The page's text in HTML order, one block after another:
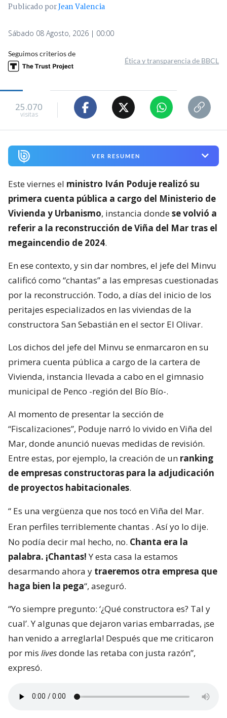
Publicado porJean Valencia
Sábado 08 Agosto, 2026 | 00:00
Seguimos criterios de
Ética y transparencia de BBCL
25.070
visitas
VER RESUMEN
Este viernes el ministro Iván Poduje realizó su
primera cuenta pública a cargo del Ministerio de
Vivienda y Urbanismo, instancia dondese volvió a
referir a la reconstrucción de Viña del Mar tras el
megaincendio de 2024.
En ese contexto, y sin dar nombres, el jefe del Minvu
calificó como “chantas” a las empresas cuestionadas
por la reconstrucción. Todo, a días del inicio de los
peritajes especializados en las viviendas de la
constructora San Sebastián en el sector El Olivar.
Los dichos del jefe del Minvu se enmarcaron en su
primera cuenta pública a cargo de la cartera de
Vivienda, instancia llevada a cabo en el gimnasio
municipal de Penco -región del Bío Bío-.
Al momento de presentar la sección de
“Fiscalizaciones”, Poduje narró lo vivido en Viña del
Mar, donde anunció nuevas medidas de revisión.
Entre estas, por ejemplo, la creación de un ranking
de empresas constructoras para la adjudicación
de proyectos habitacionales.
“ Es una vergüenza que nos tocó en Viña del Mar.
Eran perfiles terriblemente chantas . Así yo lo dije.
No podía decir mal hecho, no. Chanta era la
palabra. ¡Chantas!Y esta casa la estamos
desarmando ahora y traeremos otra empresa que
haga bien la pega“, aseguró.
“Yo siempre pregunto: ‘¿Qué constructora es? Tal y
cual’. Y algunas que dejaron varias embarradas, ¡se
han venido a arreglarla! Después que me criticaron
por mis livesdonde las retaba con justa razón”,
expresó.